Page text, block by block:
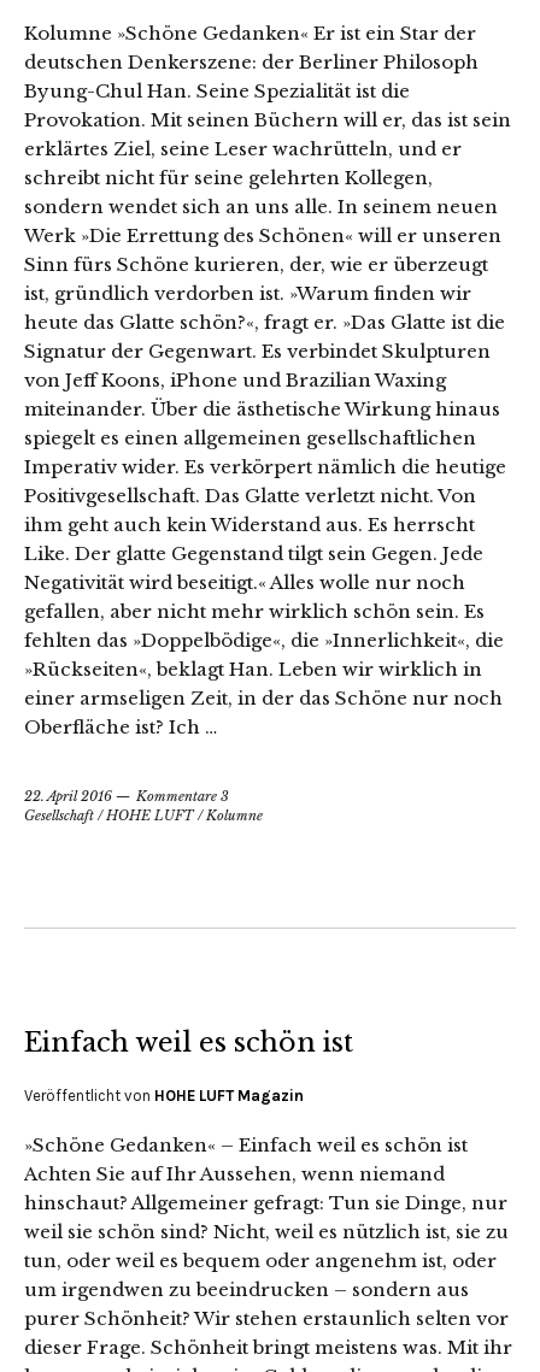
Kolumne »Schöne Gedanken« Er ist ein Star der
deutschen Denkerszene: der Berliner Philosoph
Byung-Chul Han. Seine Spezialität ist die
Provokation. Mit seinen Büchern will er, das ist sein
erklärtes Ziel, seine Leser wachrütteln, und er
schreibt nicht für seine gelehrten Kollegen,
sondern wendet sich an uns alle. In seinem neuen
Werk »Die Errettung des Schönen« will er unseren
Sinn fürs Schöne kurieren, der, wie er überzeugt
ist, gründlich verdorben ist. »Warum finden wir
heute das Glatte schön?«, fragt er. »Das Glatte ist die
Signatur der Gegenwart. Es verbindet Skulpturen
von Jeff Koons, iPhone und Brazilian Waxing
miteinander. Über die ästhetische Wirkung hinaus
spiegelt es einen allgemeinen gesellschaftlichen
Imperativ wider. Es verkörpert nämlich die heutige
Positivgesellschaft. Das Glatte verletzt nicht. Von
ihm geht auch kein Widerstand aus. Es herrscht
Like. Der glatte Gegenstand tilgt sein Gegen. Jede
Negativität wird beseitigt.« Alles wolle nur noch
gefallen, aber nicht mehr wirklich schön sein. Es
fehlten das »Doppelbödige«, die »Innerlichkeit«, die
»Rückseiten«, beklagt Han. Leben wir wirklich in
einer armseligen Zeit, in der das Schöne nur noch
Oberfläche ist? Ich …
22. April 2016
Kommentare 3
Gesellschaft /HOHE LUFT/Kolumne
Einfach weil es schön ist
Veröffentlicht von HOHE LUFT Magazin
»Schöne Gedanken« – Einfach weil es schön ist
Achten Sie auf Ihr Aussehen, wenn niemand
hinschaut? Allgemeiner gefragt: Tun sie Dinge, nur
weil sie schön sind? Nicht, weil es nützlich ist, sie zu
tun, oder weil es bequem oder angenehm ist, oder
um irgendwen zu beeindrucken – sondern aus
purer Schönheit? Wir stehen erstaunlich selten vor
dieser Frage. Schönheit bringt meistens was. Mit ihr